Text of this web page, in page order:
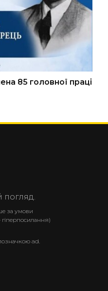
85 головної праці
за умови
ad.